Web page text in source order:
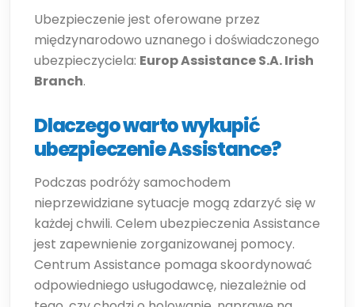
Ubezpieczenie jest oferowane przez
międzynarodowo uznanego i doświadczonego
ubezpieczyciela: Europ Assistance S.A. Irish
Branch.
Dlaczego warto wykupić
ubezpieczenie Assistance?
Podczas podróży samochodem
nieprzewidziane sytuacje mogą zdarzyć się w
każdej chwili. Celem ubezpieczenia Assistance
jest zapewnienie zorganizowanej pomocy.
Centrum Assistance pomaga skoordynować
odpowiedniego usługodawcę, niezależnie od